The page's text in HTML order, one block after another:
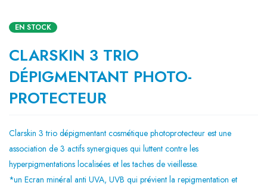
EN STOCK
CLARSKIN 3 TRIO
DÉPIGMENTANT PHOTO-
PROTECTEUR
Clarskin 3 trio dépigmentant cosmétique photoprotecteur est une
association de 3 actifs synergiques qui luttent contre les
hyperpigmentations localisées et les taches de vieillesse.
*un Ecran minéral anti UVA, UVB qui prévient la repigmentation et